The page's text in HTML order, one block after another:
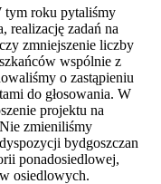
tym roku pytaliśmy
realizację zadań na
zmniejszenie liczby
wspólnie z
o zastąpieniu
do głosowania. W
projektu na
zmieniliśmy
bydgoszczan
ponadosiedlowej,
osiedlowych.